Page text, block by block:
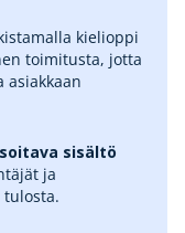
kielioppi
toimitusta, jotta
asiakkaan
sisältö
ja
tulosta.